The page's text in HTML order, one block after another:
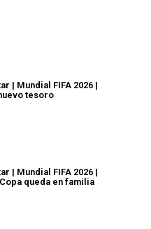
| Mundial FIFA 2026 |
tesoro
| Mundial FIFA 2026 |
queda en familia